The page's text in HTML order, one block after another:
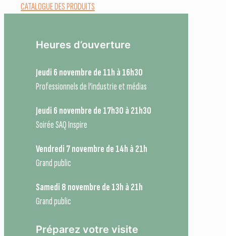
CATALOGUE DES PRODUITS
Heures d’ouverture
Jeudi 6 novembre de 11h à 16h30
Professionnels de l’industrie et médias
Jeudi 6 novembre de 17h30 à 21h30
Soirée SAQ Inspire
Vendredi 7 novembre de 14h à 21h
Grand public
Samedi 8 novembre de 13h à 21h
Grand public
Préparez votre visite